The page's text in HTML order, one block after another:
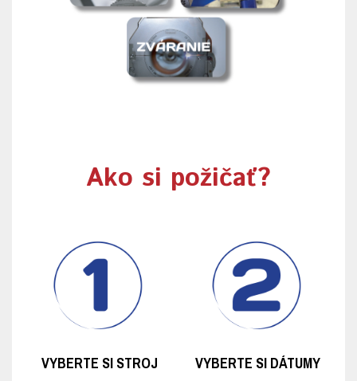
Ako si požičať?
VYBERTE SI STROJ VYBERTE SI DÁTUMY